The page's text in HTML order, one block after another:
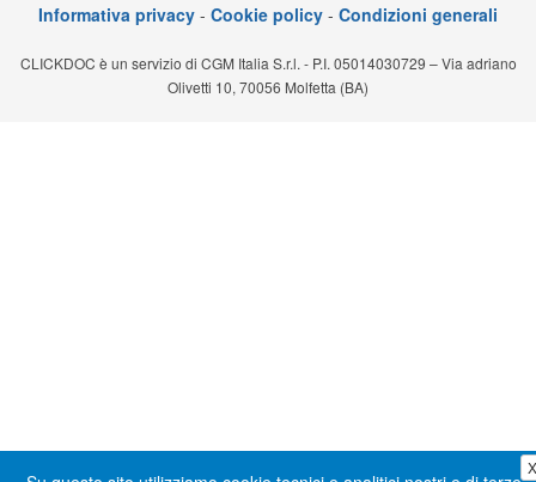
Teleconsulto
X
Informativa privacy - Cookie policy - Condizioni generali
CLICKDOC è un servizio di CGM Italia S.r.l. - P.I. 05014030729 – Via adriano
Olivetti 10, 70056 Molfetta (BA)